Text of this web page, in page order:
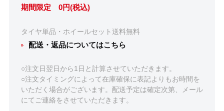
期間限定 0円(税込)
タイヤ単品・ホイールセット送料無料
配送・返品についてはこちら
○注文日翌日から1日と計算させていただきます。
○注文タイミングによって在庫確保に表記よりもお時間を
いただく場合がございます。配送予定は確定次第、メール
にてご連絡をさせていただきます。